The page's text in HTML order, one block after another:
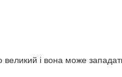
великий і вона може